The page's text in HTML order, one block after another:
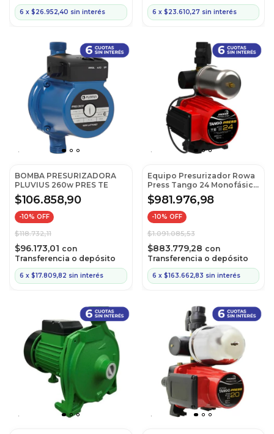
6 x $26.952,40 sin interés 6 x $23.610,27 sin interés
BOMBA PRESURIZADORA
PLUVIUS 260w PRES TE
$106.858,90
-10% OFF
$118.732,11
$96.173,01 con
Transferencia o depósito
6 x $17.809,82 sin interés
Equipo Presurizador Rowa
Press Tango 24 Monofásico
(Cod: 0018-0054)
$981.976,98
-10% OFF
$1.091.085,53
$883.779,28 con
Transferencia o depósito
6 x $163.662,83 sin interés